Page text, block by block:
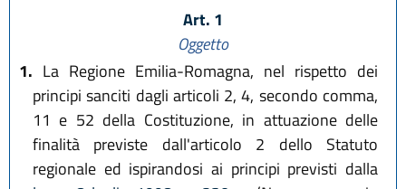
Art. 1
Oggetto
1. La Regione Emilia-Romagna, nel rispetto dei
principi sanciti dagli articoli 2, 4, secondo comma,
11 e 52 della Costituzione, in attuazione delle
finalità previste dall'articolo 2 dello Statuto
regionale ed ispirandosi ai principi previsti dalla